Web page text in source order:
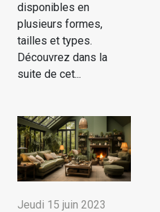
disponibles en
plusieurs formes,
tailles et types.
Découvrez dans la
suite de cet...
Jeudi 15 juin 2023